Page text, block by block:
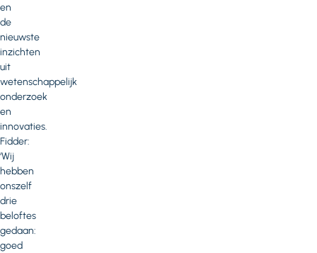
en
de
nieuwste
inzichten
uit
wetenschappelijk
onderzoek
en
innovaties.
Fidder:
‘Wij
hebben
onszelf
drie
beloftes
gedaan:
goed